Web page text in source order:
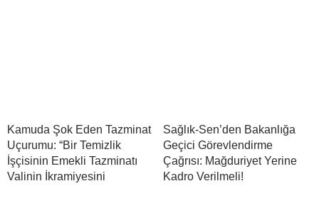
Kamuda Şok Eden Tazminat
Uçurumu: “Bir Temizlik
İşçisinin Emekli Tazminatı
Valinin İkramiyesini
Sağlık-Sen’den Bakanlığa
Geçici Görevlendirme
Çağrısı: Mağduriyet Yerine
Kadro Verilmeli!